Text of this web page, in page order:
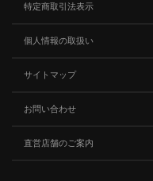
特定商取引法表示
個人情報の取扱い
サイトマップ
お問い合わせ
直営店舗のご案内